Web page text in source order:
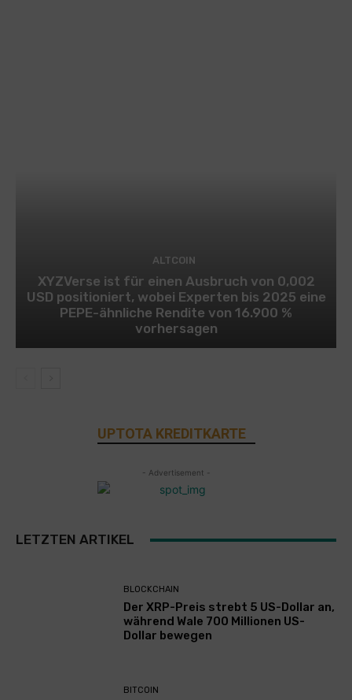
ALTCOIN
XYZVerse ist für einen Ausbruch von 0,002
USD positioniert, wobei Experten bis 2025 eine
PEPE-ähnliche Rendite von 16.900 %
vorhersagen
UPTOTA KREDITKARTE
- Advertisement -
LETZTEN ARTIKEL
BLOCKCHAIN
Der XRP-Preis strebt 5 US-Dollar an,
während Wale 700 Millionen US-
Dollar bewegen
BITCOIN